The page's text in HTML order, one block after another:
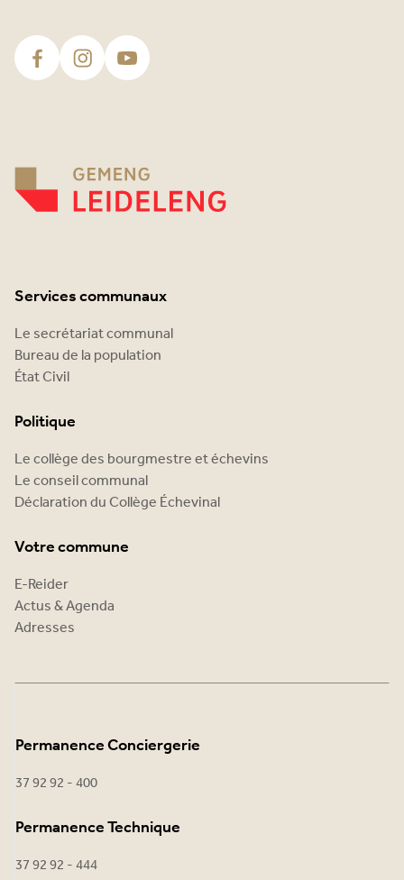
Services communaux
Le secrétariat communal
Bureau de la population
État Civil
Politique
Le collège des bourgmestre et échevins
Le conseil communal
Déclaration du Collège Échevinal
Votre commune
E-Reider
Actus & Agenda
Adresses
Permanence Conciergerie
37 92 92 - 400
Permanence Technique
37 92 92 - 444